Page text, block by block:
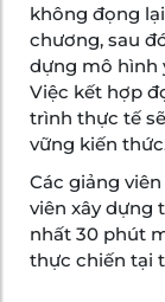
không đọng
chương, sau
dựng mô hình
Việc kết hợp
trình thực tế
vững kiến
Các giảng
viên xây dựng
nhất 30 phút
thực chiến tại